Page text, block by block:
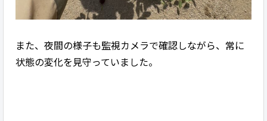
また、夜間の様子も監視カメラで確認しながら、常に
状態の変化を見守っていました。